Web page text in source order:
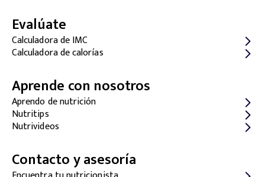
Evalúate
Calculadora de IMC
Calculadora de calorías
Aprende con nosotros
Aprendo de nutrición
Nutritips
Nutrivideos
Contacto y asesoría